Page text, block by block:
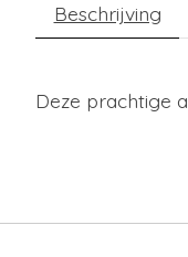
Beschrijving
Deze prachtige